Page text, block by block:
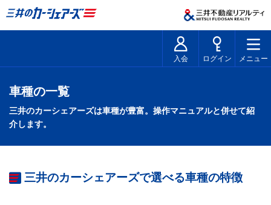
入会 ログイン メニュー
車種の一覧
三井のカーシェアーズは車種が豊富。操作マニュアルと併せて紹
介します。
三井のカーシェアーズで選べる車種の特徴